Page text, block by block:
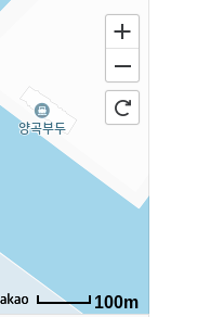
100m